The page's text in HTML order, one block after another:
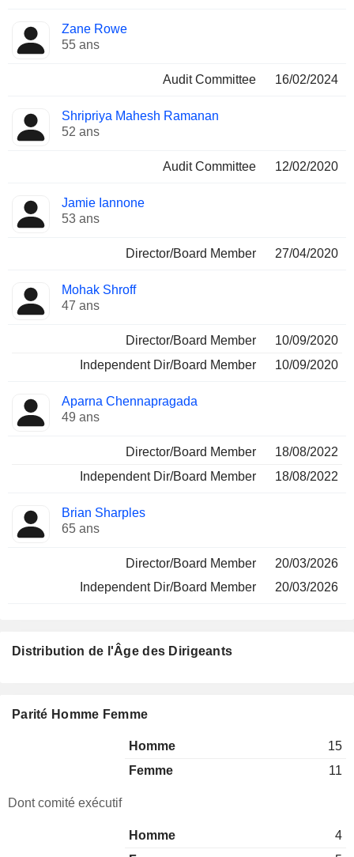
Zane Rowe
55 ans
Audit Committee 16/02/2024
Shripriya Mahesh Ramanan
52 ans
Audit Committee 12/02/2020
Jamie Iannone
53 ans
Director/Board Member 27/04/2020
Mohak Shroff
47 ans
Director/Board Member
10/09/2020
Independent Dir/Board Member
10/09/2020
Aparna Chennapragada
49 ans
Director/Board Member
18/08/2022
Independent Dir/Board Member
18/08/2022
Brian Sharples
65 ans
Director/Board Member
20/03/2026
Independent Dir/Board Member
20/03/2026
Distribution de l'Âge des Dirigeants
Parité Homme Femme
Homme
15
Femme
11
Dont comité exécutif
Homme
4